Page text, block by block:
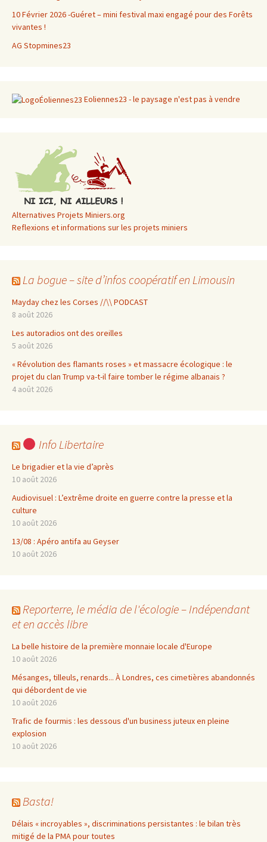
10 Février 2026 -Guéret – mini festival maxi engagé pour des Forêts
vivantes !
AG Stopmines23
Eoliennes23 - le paysage n'est pas à vendre
Alternatives Projets Miniers.org
Reflexions et informations sur les projets miniers
La bogue – site d’infos coopératif en Limousin
Mayday chez les Corses //\\ PODCAST
8 août 2026
Les autoradios ont des oreilles
5 août 2026
« Révolution des flamants roses » et massacre écologique : le
projet du clan Trump va-t-il faire tomber le régime albanais ?
4 août 2026
Info Libertaire
Le brigadier et la vie d’après
10 août 2026
Audiovisuel : L’extrême droite en guerre contre la presse et la
culture
10 août 2026
13/08 : Apéro antifa au Geyser
10 août 2026
Reporterre, le média de l'écologie – Indépendant
et en accès libre
La belle histoire de la première monnaie locale d'Europe
10 août 2026
Mésanges, tilleuls, renards... À Londres, ces cimetières abandonnés
qui débordent de vie
10 août 2026
Trafic de fourmis : les dessous d'un business juteux en pleine
explosion
10 août 2026
Basta!
Délais « incroyables », discriminations persistantes : le bilan très
mitigé de la PMA pour toutes